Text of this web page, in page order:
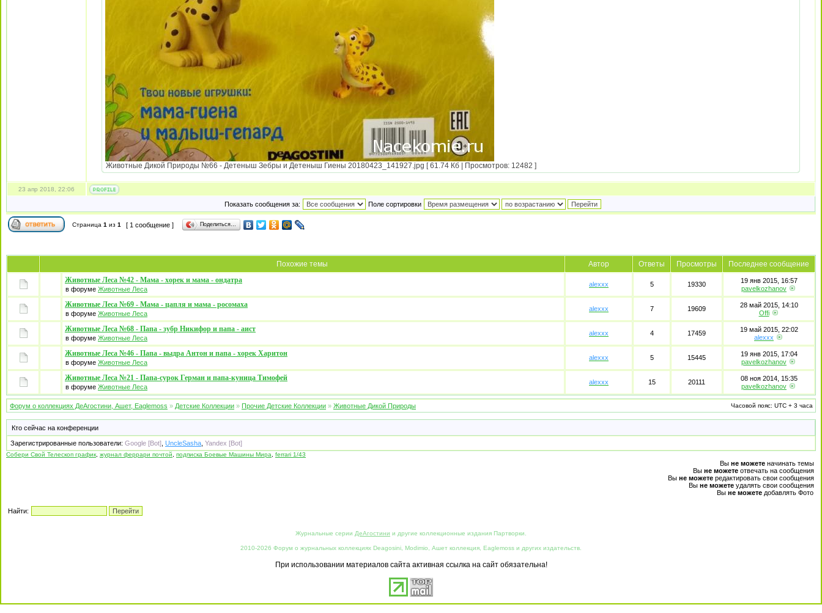
Животные Дикой Природы №66 - Детеныш Зебры и Детеныш Гиены 20180423_141927.jpg [ 61.74 Кб | Просмотров: 12482 ]
23 апр 2018, 22:06
Показать сообщения за: Поле сортировки
Страница 1 из 1 [ 1 сообщение ] Поделиться…
Похожие темы Автор Ответы Просмотры
Последнее сообщение
Животные Леса №42 - Мама - хорек и мама - ондатра
в форуме Животные Леса
alexxx 5 19330
19 янв 2015, 16:57
pavelkozhanov
Животные Леса №69 - Мама - цапля и мама - росомаха
в форуме Животные Леса
alexxx 7 19609
28 май 2015, 14:10
Offi
Животные Леса №68 - Папа - зубр Никифор и папа - аист
в форуме Животные Леса
alexxx 4 17459
19 май 2015, 22:02
alexxx
Животные Леса №46 - Папа - выдра Антон и папа - хорек Харитон
в форуме Животные Леса
alexxx 5 15445
19 янв 2015, 17:04
pavelkozhanov
Животные Леса №21 - Папа-сурок Герман и папа-куница Тимофей
в форуме Животные Леса
alexxx 15 20111
08 ноя 2014, 15:35
pavelkozhanov
Форум о коллекциях ДеАгостини, Ашет, Eaglemoss » Детские Коллекции » Прочие Детские Коллекции » Животные Дикой Природы Часовой пояс: UTC + 3 часа
Кто сейчас на конференции
Зарегистрированные пользователи: Google [Bot] UncleSasha Yandex [Bot]
Собери Свой Телескоп график журнал феррари почтой подписка Боевые Машины Мира ferrari 1/43
Вы не можете начинать темы
Вы не можете отвечать на сообщения
Вы не можете редактировать свои сообщения
Вы не можете удалять свои сообщения
Вы не можете добавлять Фото
Найти:
Журнальные серии ДеАгостини и другие коллекционные издания Партворки.
2010-2026 Форум о журнальных коллекциях Deagosini, Modimio, Ашет коллекция, Eaglemoss и других издательств.
При использовании материалов сайта активная ссылка на сайт обязательна!